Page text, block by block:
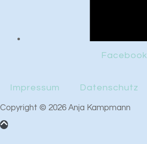
Facebook
Impressum Datenschutz
Copyright © 2026 Anja Kampmann